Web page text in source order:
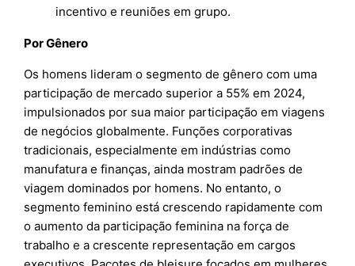
incentivo e reuniões em grupo.
Por Gênero
Os homens lideram o segmento de gênero com uma
participação de mercado superior a 55% em 2024,
impulsionados por sua maior participação em viagens
de negócios globalmente. Funções corporativas
tradicionais, especialmente em indústrias como
manufatura e finanças, ainda mostram padrões de
viagem dominados por homens. No entanto, o
segmento feminino está crescendo rapidamente com
o aumento da participação feminina na força de
trabalho e a crescente representação em cargos